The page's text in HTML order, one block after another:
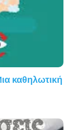
καθηλωτική